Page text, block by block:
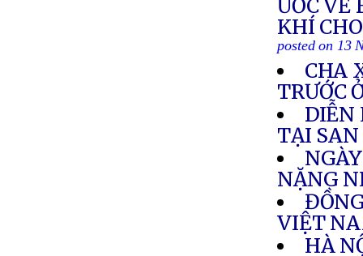
ƯỚC VỀ
KHÍ
posted on 13
CHA
TRƯỚC
DIỄN
TẠI
NẶNG
VIỆT
HÀ